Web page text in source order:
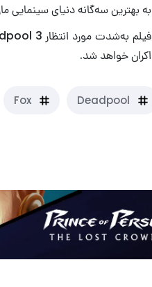
به بهترین سه‌گانه دنیای سینمایی
فیلم به‌شدت مورد انتظار Deadpool 3 در تاریخ
اکران خواهد شد.
Deadpool
Fox